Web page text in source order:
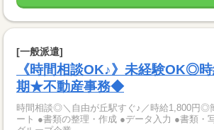
[一般派遣]
《時間相談OK♪》未経験OK◎
期★不動産事務◆
時間相談◎＼自由が丘駅すぐ♪／時給1,800円◎
ート ●書類の整理・作成 ●データ入力 ●書類・